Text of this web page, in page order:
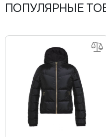
ПОПУЛЯРНЫЕ